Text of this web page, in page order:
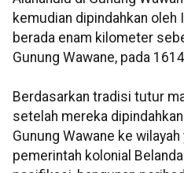
kemudian dipindahkan oleh
berada enam kilometer
Gunung Wawane, pada
Berdasarkan tradisi tutur
setelah mereka
Gunung Wawane ke
pemerintah kolonial